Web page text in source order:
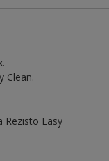
Clean.
Rezisto Easy